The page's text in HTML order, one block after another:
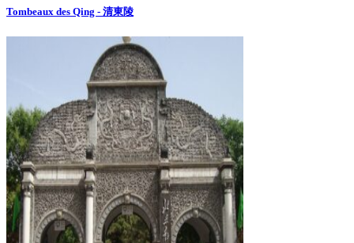
Tombeaux des Qing - 清東陵